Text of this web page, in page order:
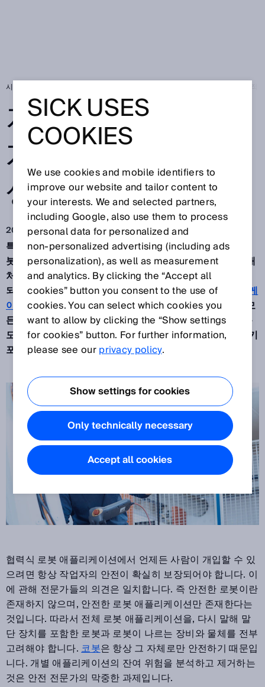
시작 페이지
자유롭고 안전하
게: 인간과 로봇의
생산적 협력
2022. 11. 8.
특히 중소기업을 포함해 점점 더 많은 산업 생산 업체가 로
봇 애플리케이션을 업계의 시급하고 다양한 도전 과제에 대
처할 기회로 생각합니다.인간-기계 협력은 급격히 대세가
되고 있습니다. 그러나 모든 관계자가협력식 로봇 애플리케
이션의 안전과 신뢰도를 믿을 수 있어야 합니다. SICK는 모
든 산업 분야의 사용자가 로봇 애플리케이션을 구현하도록
도와주며 전체 안전 시스템 및 서비스를 위한 광범위한 턴키
포트폴리오로안전한 생산성으로 가는 길을 열어줍니다.
협력식 로봇 애플리케이션에서 언제든 사람이 개입할 수 있
으려면 항상 작업자의 안전이 확실히 보장되어야 합니다. 이
에 관해 전문가들의 의견은 일치합니다. 즉 안전한 로봇이란
존재하지 않으며, 안전한 로봇 애플리케이션만 존재한다는
것입니다. 따라서 전체 로봇 애플리케이션을, 다시 말해 말
단 장치를 포함한 로봇과 로봇이 나르는 장비와 물체를 전부
고려해야 합니다.코봇은 항상 그 자체로만 안전하기 때문입
니다. 개별 애플리케이션의 잔여 위험을 분석하고 제거하는
것은 안전 전문가의 막중한 과제입니다.
SICK USES
COOKIES
We use cookies and mobile identifiers to
improve our website and tailor content to
your interests. We and selected partners,
including Google, also use them to process
personal data for personalized and
non‑personalized advertising (including ads
personalization), as well as measurement
and analytics. By clicking the “Accept all
cookies” button you consent to the use of
cookies. You can select which cookies you
want to allow by clicking the “Show settings
for cookies” button. For further information,
please see ourprivacy policy.
Show settings for cookies
Only technically necessary
Accept all cookies